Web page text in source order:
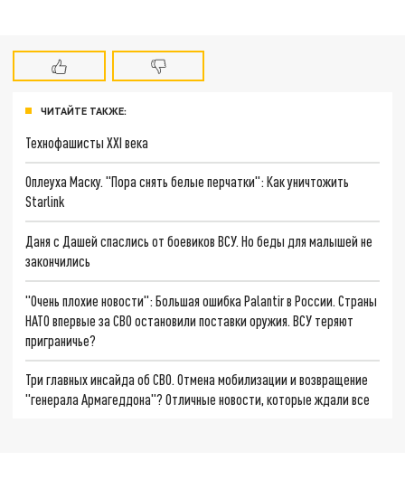
ЧИТАЙТЕ ТАКЖЕ:
Технофашисты XXI века
Оплеуха Маску. "Пора снять белые перчатки": Как уничтожить
Starlink
Даня с Дашей спаслись от боевиков ВСУ. Но беды для малышей не
закончились
"Очень плохие новости": Большая ошибка Palantir в России. Страны
НАТО впервые за СВО остановили поставки оружия. ВСУ теряют
приграничье?
Три главных инсайда об СВО. Отмена мобилизации и возвращение
"генерала Армагеддона"? Отличные новости, которые ждали все